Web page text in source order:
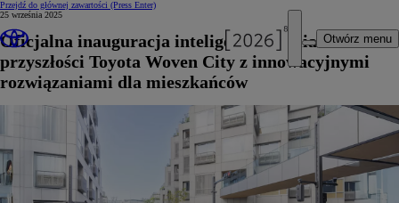
Przejdź do głównej zawartości (Press Enter)
Otwórz menu
25 września 2025
Oficjalna inauguracja inteligentnego miasta
przyszłości Toyota Woven City z innowacyjnymi
rozwiązaniami dla mieszkańców